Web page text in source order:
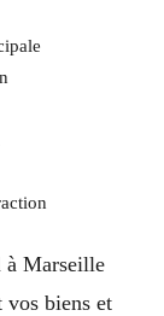
à Marseille
vos biens et